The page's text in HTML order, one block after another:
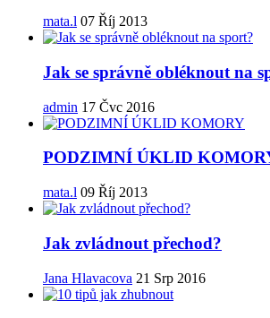
mata.l 07 Říj 2013
Jak se správně obléknout na
admin 17 Čvc 2016
PODZIMNÍ ÚKLID
mata.l 09 Říj 2013
Jak zvládnout přechod?
Jana Hlavacova 21 Srp 2016